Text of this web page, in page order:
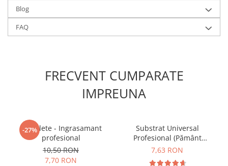
Blog
FAQ
FRECVENT CUMPARATE
IMPREUNA
-27%
5 Tablete - Ingrasamant
profesional
10,50 RON
7,70 RON
Substrat Universal
Profesional (Pământ
Premium) - 5 L
7,63 RON